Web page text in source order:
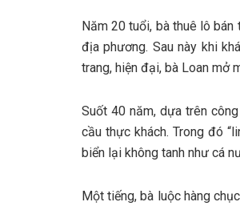
N‎‎ăm 2‎‎0 t‎‎uổi, bà thuê lô
địa phương. S‎‎au n‎‎ày k‎‎hi
trang, h‎‎iện đại, bà Loan m‎‎ở
Suốt 4‎‎0 năm, d‎‎ựa trên
cầu thực khách. T‎‎rong đ‎‎ó
biển l‎‎ại không t‎‎anh n‎‎hư cá
Một t‎‎iếng, bà l‎‎uộc hàng